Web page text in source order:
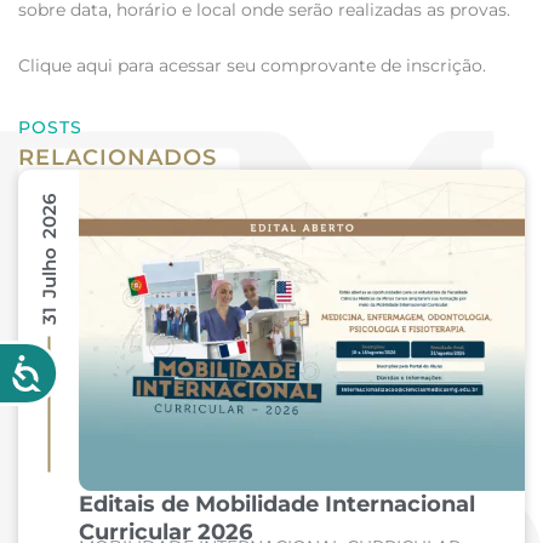
sobre data, horário e local onde serão realizadas as provas.
Clique aqui para acessar seu comprovante de inscrição.
POSTS
RELACIONADOS
Editais de Mobilidade Internacional
Curricular 2026
31 Julho 2026